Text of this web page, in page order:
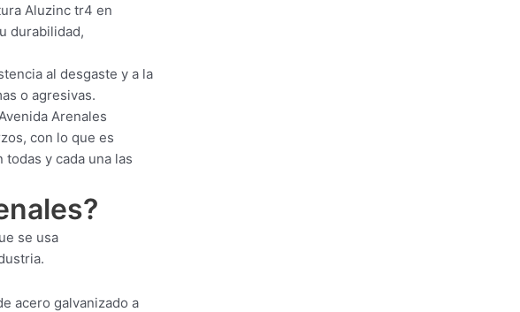
Aluzinc tr4 en
durabilidad,
al desgaste y a la
o agresivas.
Arenales
con lo que es
y cada una las
se usa
acero galvanizado a